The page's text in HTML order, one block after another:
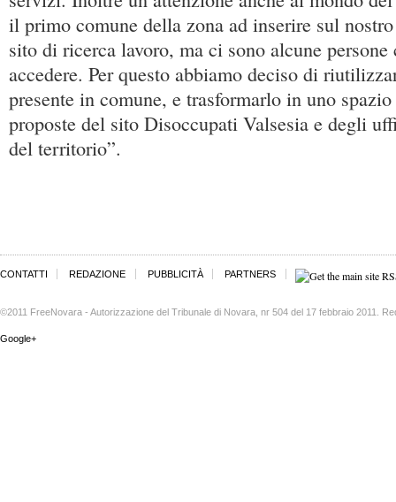
il primo comune della zona ad inserire sul
sito di ricerca lavoro, ma ci sono alcune persone
accedere. Per questo abbiamo deciso di
presente in comune, e trasformarlo in uno
proposte del sito Disoccupati Valsesia e degli
del territorio”.
CONTATTI REDAZIONE PUBBLICITÀ PARTNERS
©2011 FreeNovara - Autorizzazione del Tribunale di Novara, nr 504 del 17 febbraio 2011.
Google+